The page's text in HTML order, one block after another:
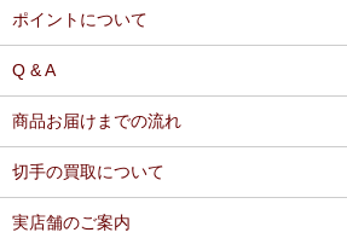
ポイントについて
Q & A
商品お届けまでの流れ
切手の買取について
実店舗のご案内